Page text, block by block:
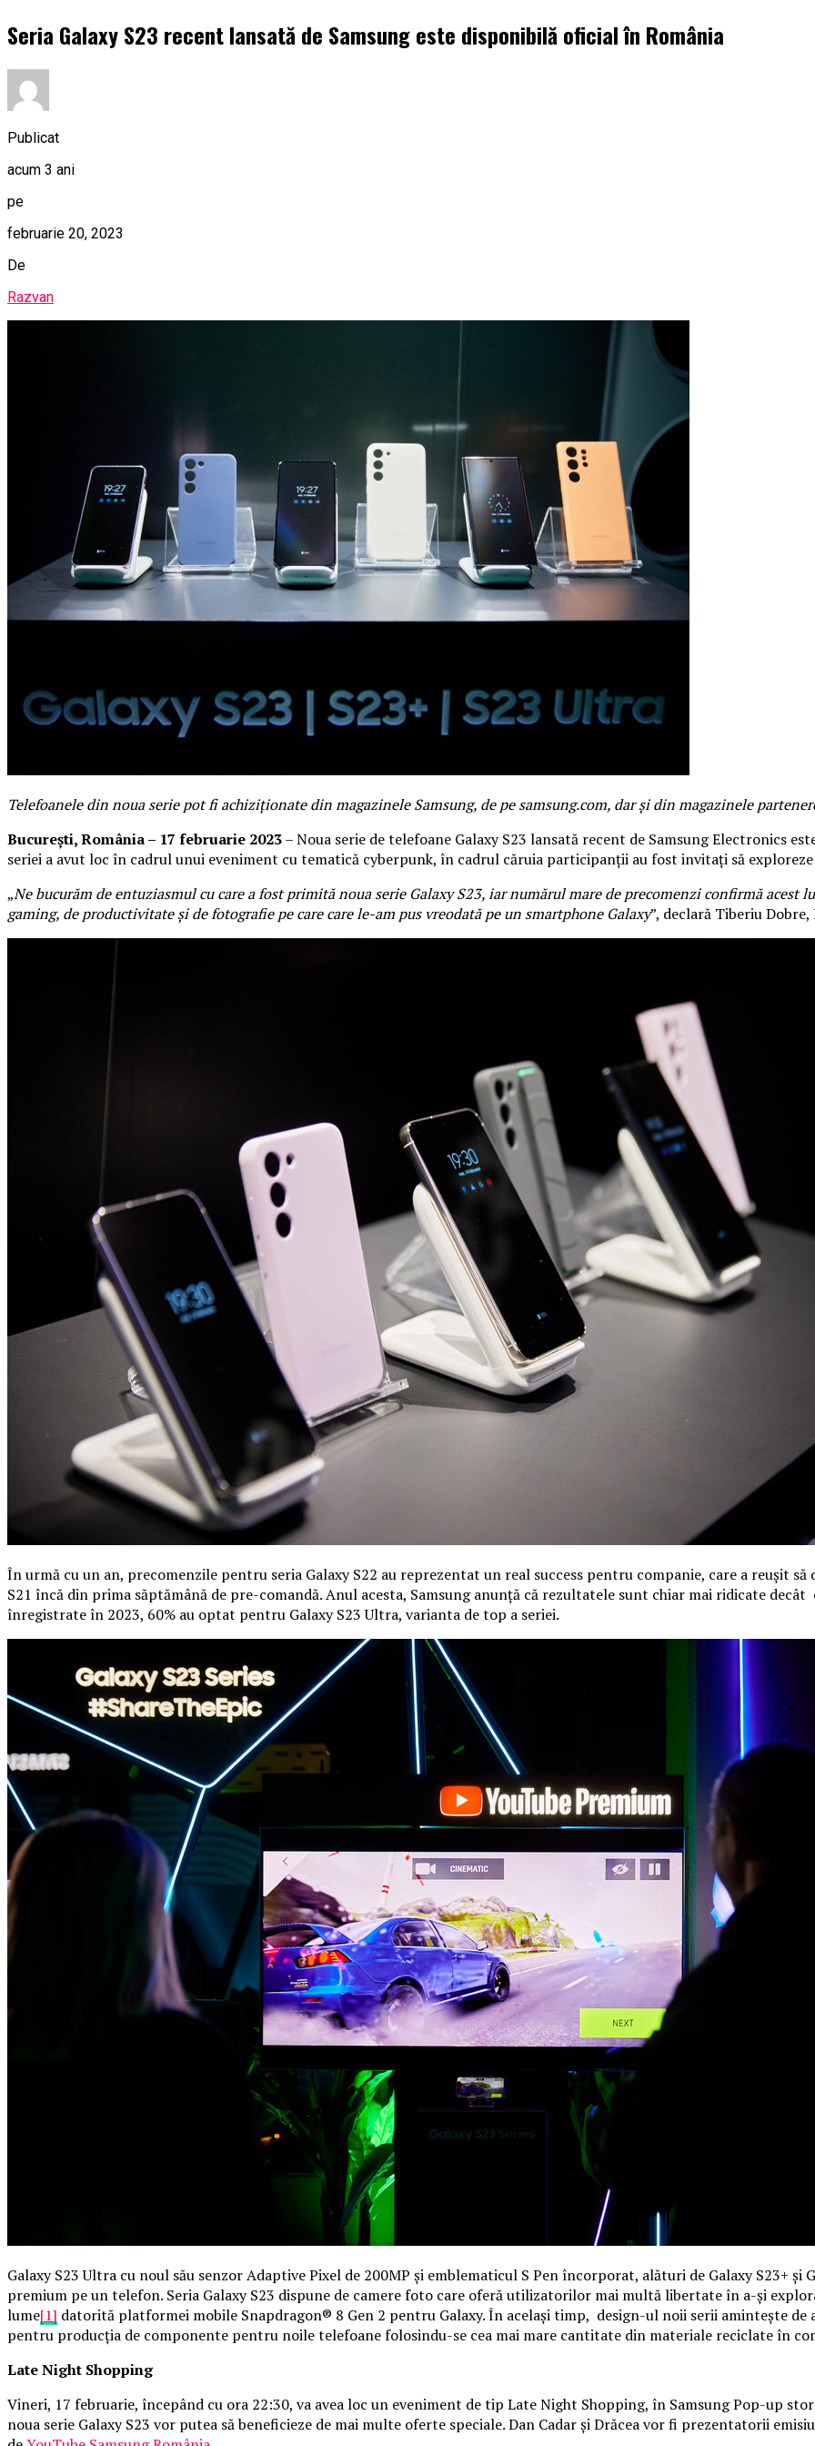
Seria Galaxy S23 recent lansată de Samsung este disponibilă oficial în România
Publicat
acum 3 ani
pe
februarie 20, 2023
De
Razvan
Telefoanele din noua serie pot fi achiziționate din magazinele Samsung, de pe samsung.com, dar și din magazinele
București, România – 17 februarie 2023– Noua serie de telefoane Galaxy S23 lansată recent de Samsung Electronics
seriei a avut loc în cadrul unui eveniment cu tematică cyberpunk, în cadrul căruia participanții au fost invitați să
„Ne bucurăm de entuziasmul cu care a fost primită noua serie Galaxy S23, iar numărul mare de precomenzi confirmă acest
gaming, de productivitate și de fotografie pe care care le-am pus vreodată pe un smartphone Galaxy”, declară Tiberiu
În urmă cu un an, precomenzile pentru seria Galaxy S22 au reprezentat un real success pentru companie, care a reușit
S21 încă din prima săptămână de pre-comandă. Anul acesta, Samsung anunță că rezultatele sunt chiar mai ridicate
înregistrate în 2023, 60% au optat pentru Galaxy S23 Ultra, varianta de top a seriei.
Galaxy S23 Ultra cu noul său senzor Adaptive Pixel de 200MP și emblematicul S Pen încorporat, alături de Galaxy S23+ și
premium pe un telefon. Seria Galaxy S23 dispune de camere foto care oferă utilizatorilor mai multă libertate în a-și
lume[1] datorită platformei mobile Snapdragon® 8 Gen 2 pentru Galaxy. În același timp, design-ul noii serii amintește de
pentru producția de componente pentru noile telefoane folosindu-se cea mai mare cantitate din materiale reciclate în
Late Night Shopping
Vineri, 17 februarie, începând cu ora 22:30, va avea loc un eveniment de tip Late Night Shopping, în Samsung Pop-up
noua serie Galaxy S23 vor putea să beneficieze de mai multe oferte speciale. Dan Cadar și Drăcea vor fi prezentatorii